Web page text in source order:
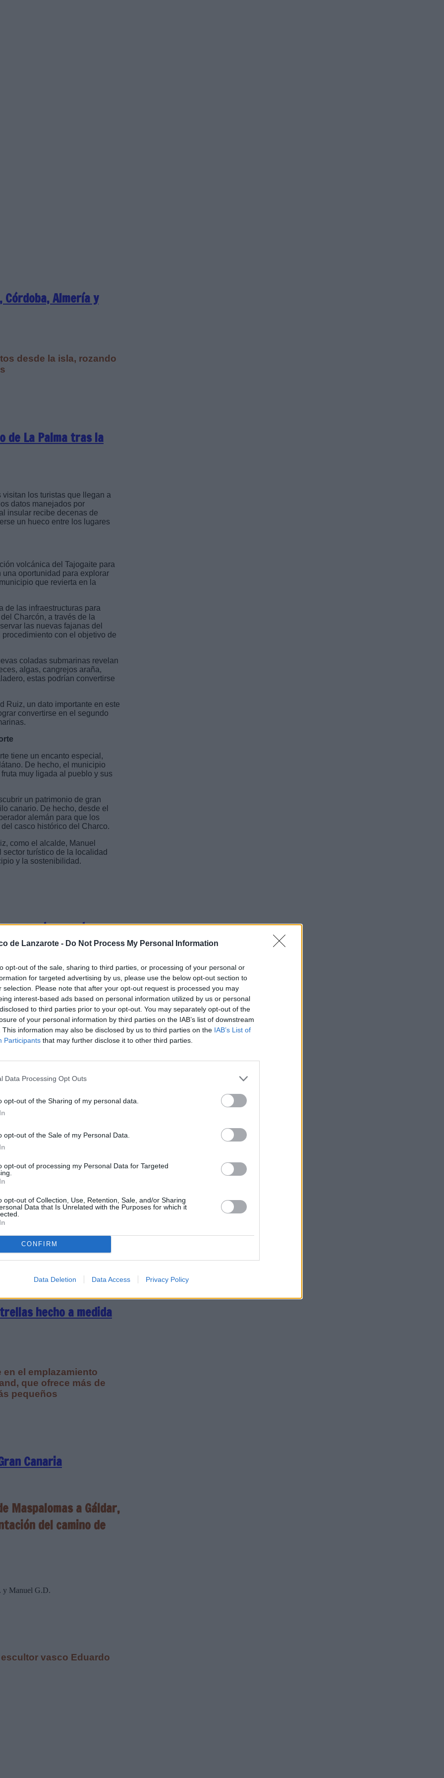
de Lanzarote - Do Not Process My Personal Information
opt-out of the sale, sharing to third parties, or processing of your personal or
for targeted advertising by us, please use the below opt-out section to
selection. Please note that after your opt-out request is processed you may
interest-based ads based on personal information utilized by us or personal
to third parties prior to your opt-out. You may separately opt-out of the
of your personal information by third parties on the IAB’s list of downstream
This information may also be disclosed by us to third parties on the IAB’s List of
Participants that may further disclose it to other third parties.
Data Processing Opt Outs
opt-out of the Sharing of my personal data.
opt-out of the Sale of my Personal Data.
opt-out of processing my Personal Data for Targeted
opt-out of Collection, Use, Retention, Sale, and/or Sharing
Data that Is Unrelated with the Purposes for which it
CONFIRM
Data Deletion Data Access Privacy Policy
Almería y
desde la isla, rozando
de La Palma tras la
los turistas que llegan a
datos manejados por
insular recibe decenas de
un hueco entre los lugares
volcánica del Tajogaite para
una oportunidad para explorar
que revierta en la
de las infraestructuras para
Charcón, a través de la
las nuevas fajanas del
con el objetivo de
coladas submarinas revelan
algas, cangrejos araña,
estas podrían convertirse
Ruiz, un dato importante en este
convertirse en el segundo
tiene un encanto especial,
De hecho, el municipio
muy ligada al pueblo y sus
un patrimonio de gran
canario. De hecho, desde el
alemán para que los
casco histórico del Charco.
como el alcalde, Manuel
turístico de la localidad
y la sostenibilidad.
muestra sus tesoros
tierra del millón de
de su zona oriental
en Lanzarote
tropical, el que
infinity pool con
hecho a medida
el emplazamiento
que ofrece más de
pequeños
Canaria
Maspalomas a Gáldar,
del camino de
Manuel G.D.
vasco Eduardo